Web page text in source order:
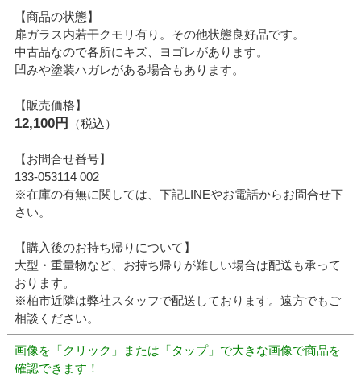
【商品の状態】
扉ガラス内若干クモリ有り。その他状態良好品です。
中古品なので各所にキズ、ヨゴレがあります。
凹みや塗装ハガレがある場合もあります。
【販売価格】
12,100円 （税込）
【お問合せ番号】
133-053114 002
※在庫の有無に関しては、下記LINEやお電話からお問合せ下
さい。
【購入後のお持ち帰りについて】
大型・重量物など、お持ち帰りが難しい場合は配送も承って
おります。
※柏市近隣は弊社スタッフで配送しております。遠方でもご
相談ください。
画像を「クリック」または「タップ」で大きな画像で商品を
確認できます！